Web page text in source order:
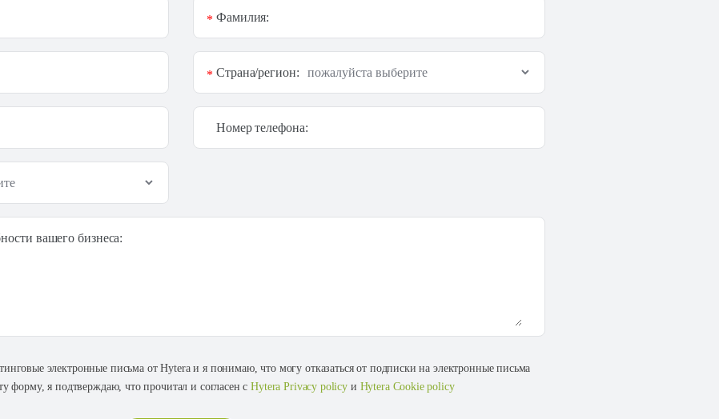
Фамилия:
*
Страна/регион:
*
Номер телефона:
вашего бизнеса:
электронные письма от Hytera и я понимаю, что могу отказаться от подписки на электронные письма
форму, я подтверждаю, что прочитал и согласен сHytera Privacy policy и Hytera Cookie policy